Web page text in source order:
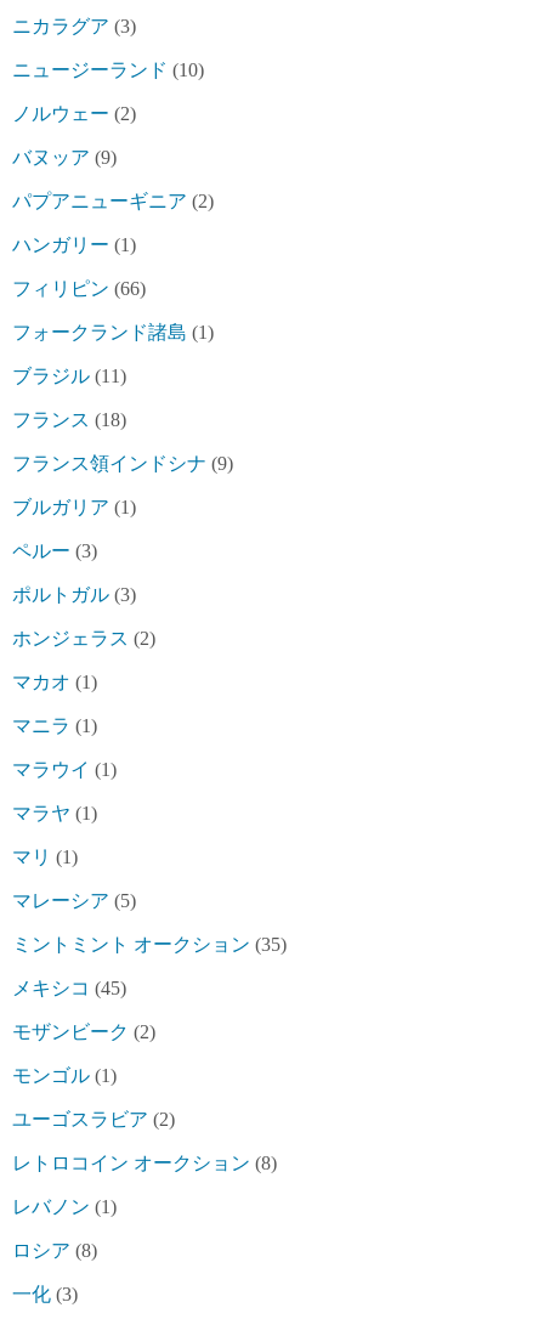
ニカラグア (3)
ニュージーランド (10)
ノルウェー (2)
バヌッア (9)
パプアニューギニア (2)
ハンガリー (1)
フィリピン (66)
フォークランド諸島 (1)
ブラジル (11)
フランス (18)
フランス領インドシナ (9)
ブルガリア (1)
ペルー (3)
ポルトガル (3)
ホンジェラス (2)
マカオ (1)
マニラ (1)
マラウイ (1)
マラヤ (1)
マリ (1)
マレーシア (5)
ミントミント オークション (35)
メキシコ (45)
モザンビーク (2)
モンゴル (1)
ユーゴスラビア (2)
レトロコイン オークション (8)
レバノン (1)
ロシア (8)
一化 (3)